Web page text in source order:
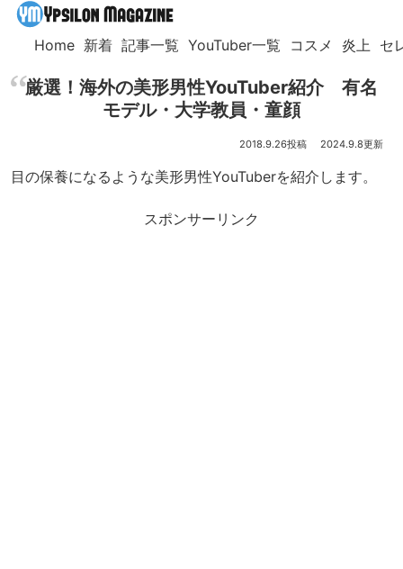
Home 新着 記事一覧 YouTuber一覧 コスメ 炎上 セ
厳選！海外の美形男性YouTuber紹介 有名
モデル・大学教員・童顔
2018.9.26 2024.9.8
目の保養になるような美形男性YouTuberを紹介します。
スポンサーリンク